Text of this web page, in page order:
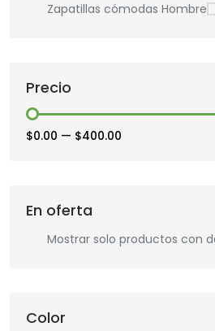
Zapatillas cómodas Hombre
Precio
$0.00 — $400.00
En oferta
Mostrar solo productos con
Color